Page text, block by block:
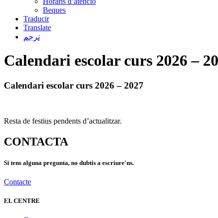
Beques
Traducir
Translate
ترجم
Calendari escolar curs 2026 –
Calendari escolar curs 2026 – 2027
Resta de festius pendents d’actualitzar.
CONTACTA
Si tens alguna pregunta, no dubtis a escriure'ns.
Contacte
EL CENTRE